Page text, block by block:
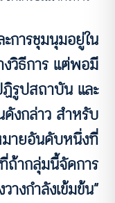
การชุมนุมอยู่ใน
วิธีการ แต่พอมี
ฏิรูปสถาบัน และ
ดังกล่าว สำหรับ
มายอันดับหนึ่งที่
ถ้ากลุ่มนี้จัดการ
างกำลังเข้มข้น”